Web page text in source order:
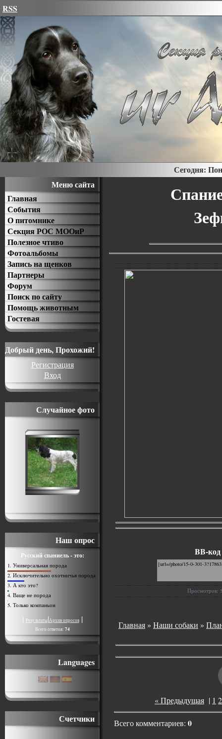
RSS
Сегодня:
Меню сайта
Главная
События
О питомнике
Секция РОС МООиР
Полезное чтиво
Фотоальбомы
Запись на щенков
Партнеры
Форум
Поиск по сайту
Помощь животным
Гостевая
Добрый день, Прохожий!
Регистрация
Вход
Случайное фото
Наш опрос
Русский спаниель - это:
1. Универсальная порода
2. Исключительно охотничья порода
3. А кто это?
4. Ваще не порода
5. Только компаньон
| Результаты|Архив опросов|
Всего ответов: 74
Languages
Счетчики
BB-
Просмотров:
Главная » Наши собаки »
« Предыдущая | 1 2
Всего комментариев: 0